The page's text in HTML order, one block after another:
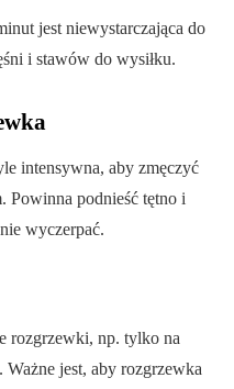
jest niewystarczająca do
i stawów do wysiłku.
intensywna, aby zmęczyć
Powinna podnieść tętno i
wyczerpać.
rozgrzewki, np. tylko na
jest, aby rozgrzewka